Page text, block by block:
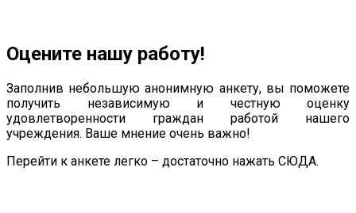
Оцените нашу работу!
Заполнив небольшую анонимную анкету, вы поможете
получить независимую и честную оценку
удовлетворенности граждан работой нашего
учреждения. Ваше мнение очень важно!
Перейти к анкете легко – достаточно нажать СЮДА.